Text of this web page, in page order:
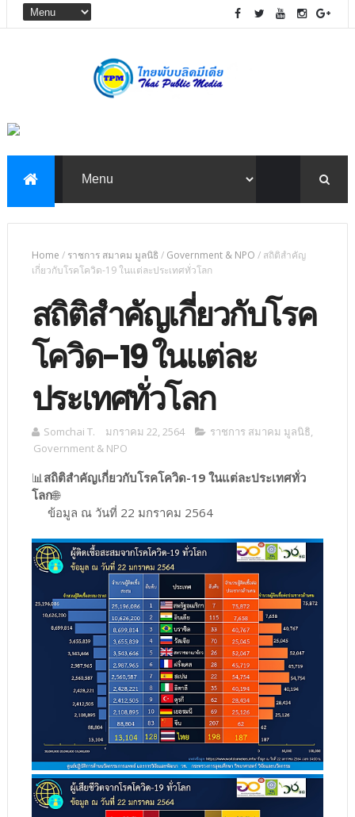
Home / ราชการ สมาคม มูลนิธิ / Government & NPO / สถิติสำคัญ
เกี่ยวกับโรคโควิด-19 ในแต่ละประเทศทั่วโลก
สถิติสำคัญเกี่ยวกับโรค
โควิด-19 ในแต่ละ
ประเทศทั่วโลก
Somchai T. มกราคม 22, 2564 ราชการ สมาคม มูลนิธิ,
Government & NPO
📊สถิติสำคัญเกี่ยวกับโรคโควิด-19 ในแต่ละประเทศทั่ว
โลก🌐
ข้อมูล ณ วันที่ 22 มกราคม 2564